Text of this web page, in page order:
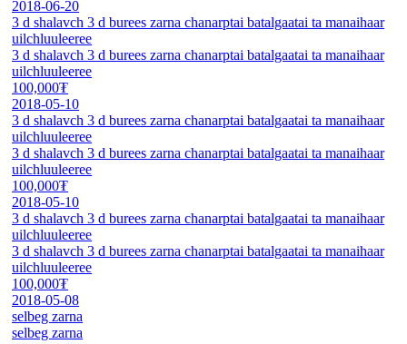
2018-06-20
3 d shalavch 3 d burees zarna chanarptai batalgaatai ta manaihaar
uilchluuleeree
3 d shalavch 3 d burees zarna chanarptai batalgaatai ta manaihaar
uilchluuleeree
100,000₮
2018-05-10
3 d shalavch 3 d burees zarna chanarptai batalgaatai ta manaihaar
uilchluuleeree
3 d shalavch 3 d burees zarna chanarptai batalgaatai ta manaihaar
uilchluuleeree
100,000₮
2018-05-10
3 d shalavch 3 d burees zarna chanarptai batalgaatai ta manaihaar
uilchluuleeree
3 d shalavch 3 d burees zarna chanarptai batalgaatai ta manaihaar
uilchluuleeree
100,000₮
2018-05-08
selbeg zarna
selbeg zarna